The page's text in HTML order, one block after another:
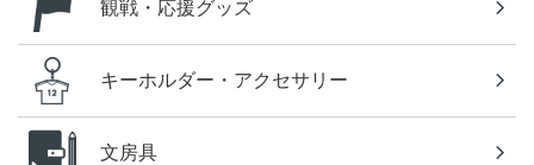
観戦・応援グッズ
キーホルダー・アクセサリー
文房具